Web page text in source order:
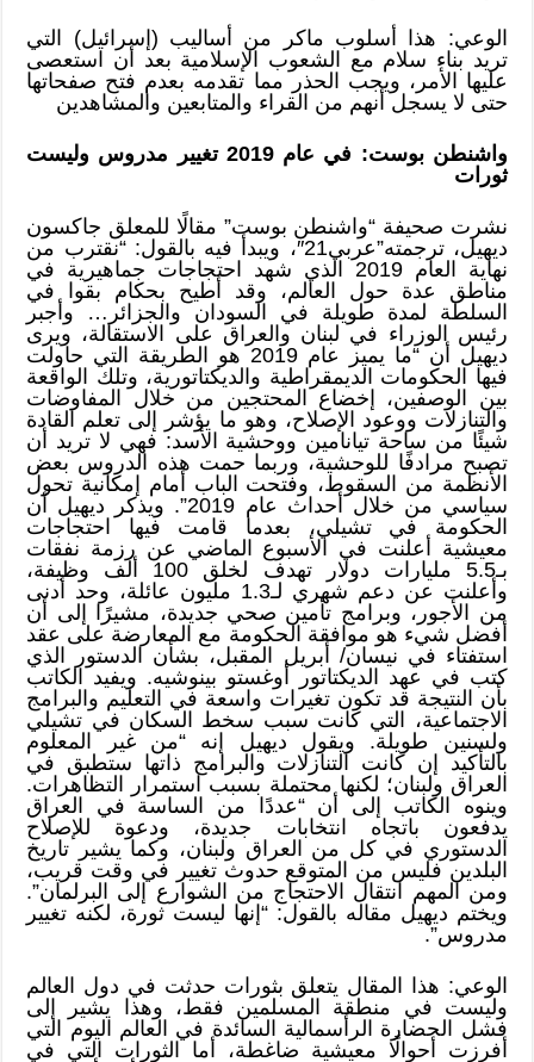
الوعي: هذا أسلوب ماكر من أساليب (إسرائيل) التي
تريد بناء سلام مع الشعوب الإسلامية بعد أن استعصى
عليها الأمر، ويجب الحذر مما تقدمه بعدم فتح صفحاتها
حتى لا يسجل أنهم من القراء والمتابعين والمشاهدين
واشنطن بوست: في عام 2019 تغيير مدروس وليست
ثورات
نشرت صحيفة “واشنطن بوست” مقالًا للمعلق جاكسون
ديهيل، ترجمته”عربي21″، ويبدأ فيه بالقول: “نقترب من
نهاية العام 2019 الذي شهد احتجاجات جماهيرية في
مناطق عدة حول العالم، وقد أطيح بحكام بقوا في
السلطة لمدة طويلة في السودان والجزائر… وأجبر
رئيس الوزراء في لبنان والعراق على الاستقالة، ويرى
ديهيل أن “ما يميز عام 2019 هو الطريقة التي حاولت
فيها الحكومات الديمقراطية والديكتاتورية، وتلك الواقعة
بين الوصفين، إخضاع المحتجين من خلال المفاوضات
والتنازلات ووعود الإصلاح، وهو ما يؤشر إلى تعلم القادة
شيئًا من ساحة تيانامين ووحشية الأسد: فهي لا تريد أن
تصبح مرادفًا للوحشية، وربما حمت هذه الدروس بعض
الأنظمة من السقوط، وفتحت الباب أمام إمكانية تحول
سياسي من خلال أحداث عام 2019”. ويذكر ديهيل أن
الحكومة في تشيلي، بعدما قامت فيها احتجاجات
معيشية أعلنت في الأسبوع الماضي عن رزمة نفقات
بـ5.5 مليارات دولار تهدف لخلق 100 ألف وظيفة،
وأعلنت عن دعم شهري لـ1.3 مليون عائلة، وحد أدنى
من الأجور، وبرامج تأمين صحي جديدة، مشيرًا إلى أن
أفضل شيء هو موافقة الحكومة مع المعارضة على عقد
استفتاء في نيسان/ أبريل المقبل، بشأن الدستور الذي
كتب في عهد الديكتاتور أوغستو بينوشيه. ويفيد الكاتب
بأن النتيجة قد تكون تغيرات واسعة في التعليم والبرامج
الاجتماعية، التي كانت سبب سخط السكان في تشيلي
ولسنين طويلة. ويقول ديهيل إنه “من غير المعلوم
بالتأكيد إن كانت التنازلات والبرامج ذاتها ستطبق في
العراق ولبنان؛ لكنها محتملة بسبب استمرار التظاهرات.
وينوه الكاتب إلى أن “عددًا من الساسة في العراق
يدفعون باتجاه انتخابات جديدة، ودعوة للإصلاح
الدستوري في كل من العراق ولبنان، وكما يشير تاريخ
البلدين فليس من المتوقع حدوث تغيير في وقت قريب،
ومن المهم انتقال الاحتجاج من الشوارع إلى البرلمان”.
ويختم ديهيل مقاله بالقول: “إنها ليست ثورة، لكنه تغيير
مدروس”.
الوعي: هذا المقال يتعلق بثورات حدثت في دول العالم
وليست في منطقة المسلمين فقط، وهذا يشير إلى
فشل الحضارة الرأسمالية السائدة في العالم اليوم التي
أفرزت أحوالًا معيشية ضاغطة، أما الثورات التي في